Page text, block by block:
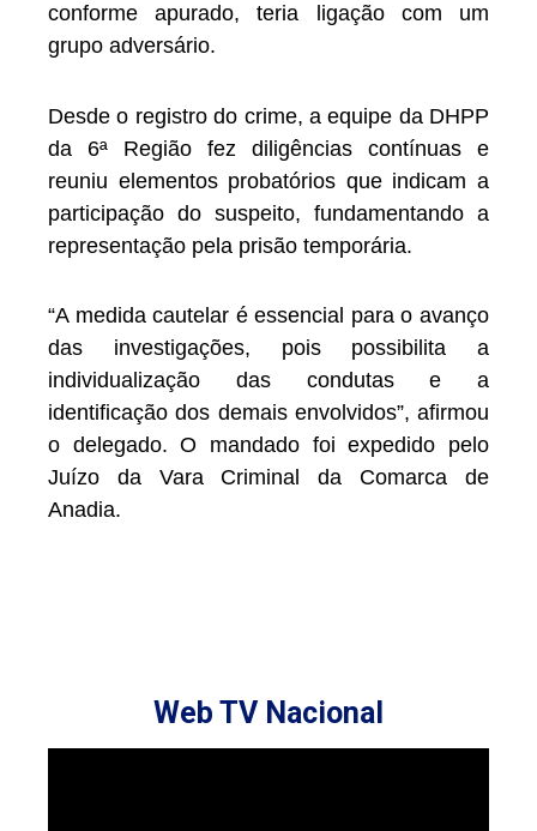
conforme apurado, teria ligação com um
grupo adversário.
Desde o registro do crime, a equipe da DHPP
da 6ª Região fez diligências contínuas e
reuniu elementos probatórios que indicam a
participação do suspeito, fundamentando a
representação pela prisão temporária.
“A medida cautelar é essencial para o avanço
das investigações, pois possibilita a
individualização das condutas e a
identificação dos demais envolvidos”, afirmou
o delegado. O mandado foi expedido pelo
Juízo da Vara Criminal da Comarca de
Anadia.
Web TV Nacional